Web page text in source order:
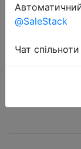
беговая
беговая
CLOUD
@SaleStack
Чат